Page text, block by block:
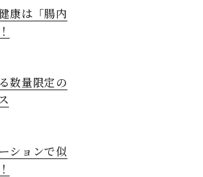
康は「腸内
数量限定の
ションで似